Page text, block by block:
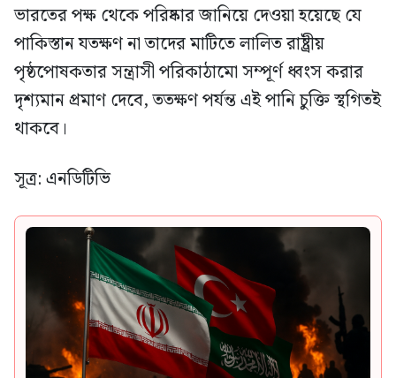
ভারতের পক্ষ থেকে পরিষ্কার জানিয়ে দেওয়া হয়েছে যে
পাকিস্তান যতক্ষণ না তাদের মাটিতে লালিত রাষ্ট্রীয়
পৃষ্ঠপোষকতার সন্ত্রাসী পরিকাঠামো সম্পূর্ণ ধ্বংস করার
দৃশ্যমান প্রমাণ দেবে, ততক্ষণ পর্যন্ত এই পানি চুক্তি স্থগিতই
থাকবে।
সূত্র: এনডিটিভি